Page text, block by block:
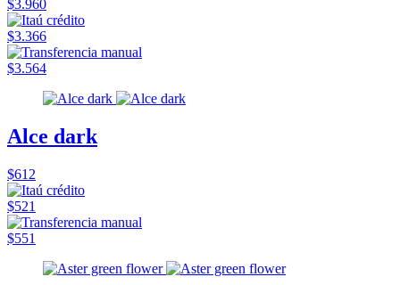
$3.960
$3.366
$3.564
Alce dark
$612
$521
$551